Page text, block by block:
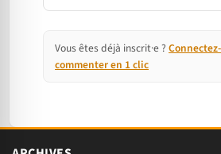
Vous êtes déjà inscrit·e ?
commenter en 1 clic